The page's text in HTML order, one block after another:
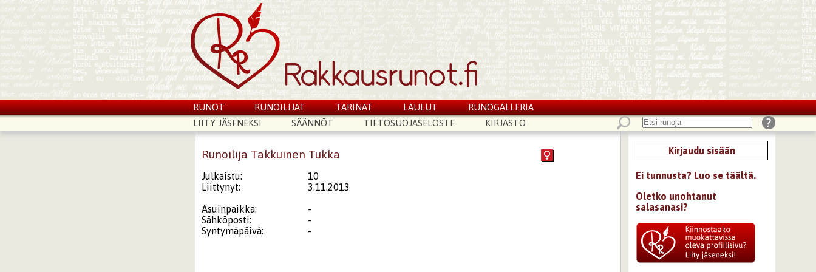
RUNOT RUNOILIJAT TARINAT LAULUT
RUNOGALLERIA
LIITY JÄSENEKSI
SÄÄNNÖT TIETOSUOJASELOSTE KIRJASTO
Runoilija Takkuinen Tukka
Julkaistu:
10
Liittynyt:
3.11.2013
Asuinpaikka:
-
Sähköposti:
-
Syntymäpäivä:
-
Kirjaudu sisään
Ei tunnusta? Luo se täältä.
Oletko unohtanut
salasanasi?